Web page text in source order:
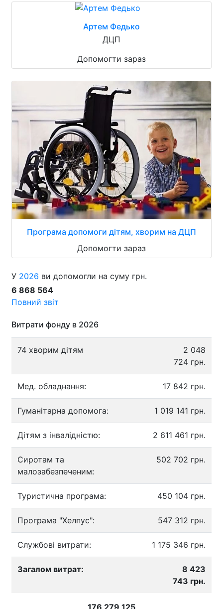
Артем Федько
ДЦП
Допомогти зараз
Програма допомоги дітям, хворим на ДЦП
Допомогти зараз
У 2026 ви допомогли на суму грн.
6 868 564
Повний звіт
Витрати фонду в 2026
74 хворим дітям
2 048
724 грн.
Мед. обладнання: 17 842 грн.
Гуманітарна допомога: 1 019 141 грн.
Дітям з інвалідністю: 2 611 461 грн.
Сиротам та
малозабезпеченим:
502 702 грн.
Туристична програма: 450 104 грн.
Програма "Хелпус": 547 312 грн.
Службові витрати: 1 175 346 грн.
Загалом витрат:
8 423
743 грн.
176 279 125